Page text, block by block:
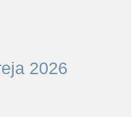
2026